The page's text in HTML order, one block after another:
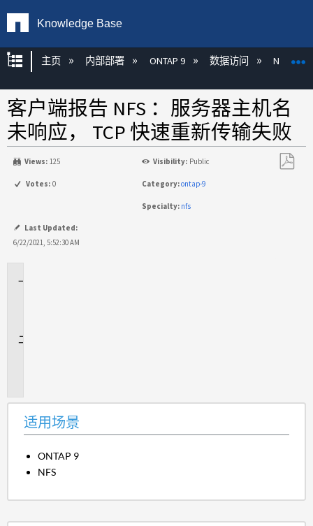
Knowledge Base
扩展/隐缩全局层次
主页 内部部署 ONTAP 9 数据访问 NAS
客户端报告 NFS ：服务器主机名
未响应， TCP 快速重新传输失败
Views: 125 Visibility: Public
Votes: 0 Category:ontap-9
Specialty: nfs
Last Updated:
6/22/2021, 5:52:30 AM
适用场景
ONTAP 9
NFS